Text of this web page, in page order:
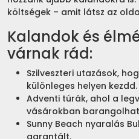
költségek – amit látsz az
Kalandok és
várnak rád:
Szilveszteri utazások,
különleges helyen kezdd.
Adventi túrák, ahol a
vásárokban
Sunny Beach nyaralás
garantált.